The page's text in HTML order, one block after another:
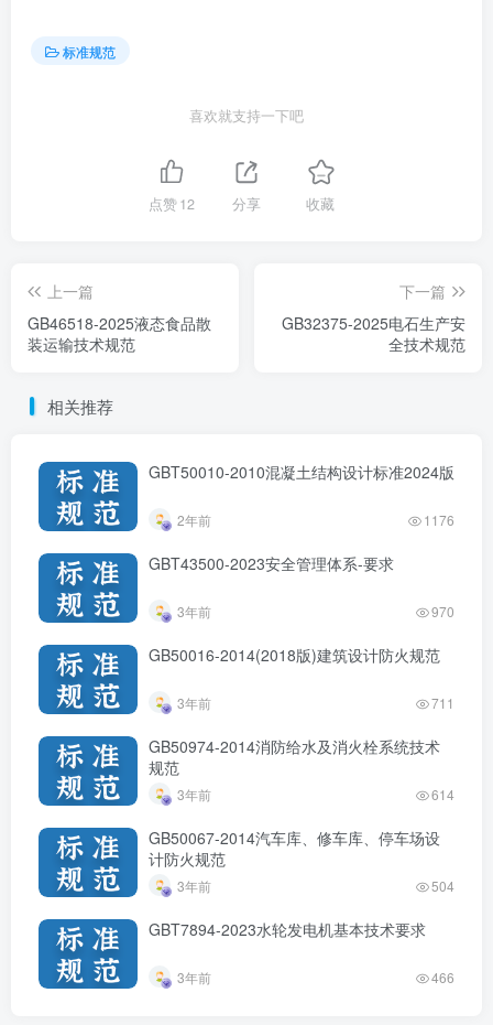
标准规范
喜欢就支持一下吧
点赞12 分享 收藏
上一篇
GB46518-2025液态食品散
装运输技术规范
下一篇
GB32375-2025电石生产安
全技术规范
相关推荐
GBT50010-2010混凝土结构设计标准2024版
2年前 1176
GBT43500-2023安全管理体系-要求
3年前 970
GB50016-2014(2018版)建筑设计防火规范
3年前 711
GB50974-2014消防给水及消火栓系统技术
规范
3年前 614
GB50067-2014汽车库、修车库、停车场设
计防火规范
3年前 504
GBT7894-2023水轮发电机基本技术要求
3年前 466